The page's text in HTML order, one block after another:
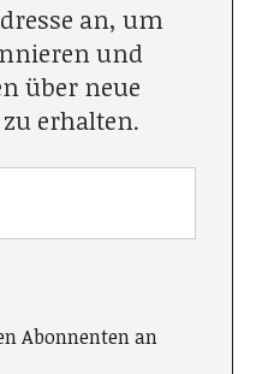
an, um
und
über neue
erhalten.
Abonnenten an